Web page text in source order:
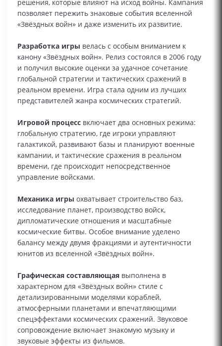
решения, которые влияют на исход войны. Кампания
позволяет пережить знаковые события вселенной
«Звёздных войн» и даже изменить их развитие.
Разработка игры велась с особым вниманием к
канону «Звёздных войн». Релиз состоялся в 2006 году
и получил высокие оценки за удачное сочетание
глобальной стратегии и тактических сражений в
реальном времени. Игра стала одним из лучших
представителей жанра космических стратегий.
Игровой процесс включает два основных режима:
глобальную стратегию, где игроки управляют
галактикой, развивают базы и планируют военные
кампании, и тактические сражения в реальном
времени, где происходит непосредственное
управление войсками.
Механика игры охватывает строительство баз,
исследование планет, производство войск,
дипломатические отношения и масштабные
космические битвы. Особое внимание уделено
балансу между двумя фракциями и аутентичности
юнитов из вселенной «Звёздных войн».
Графическая составляющая выполнена в
характерном для «Звёздных войн» стиле с
детализированными моделями кораблей,
атмосферными планетами и впечатляющими
спецэффектами космических сражений. Звуковое
сопровождение включает знакомую музыку и
звуковые эффекты из фильмов.